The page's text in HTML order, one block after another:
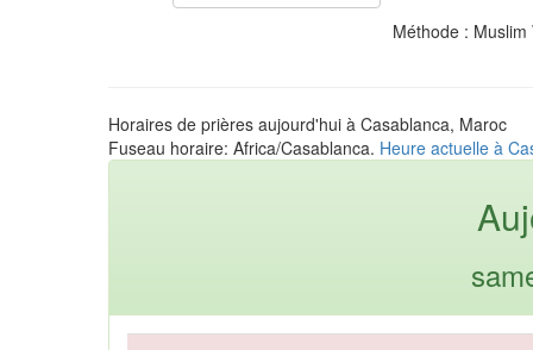
Méthode :
Horaires de prières aujourd'hui à Casablanca, Maroc
Fuseau horaire: Africa/Casablanca. Heure actuelle à